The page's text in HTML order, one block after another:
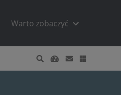
Warto zobaczyć